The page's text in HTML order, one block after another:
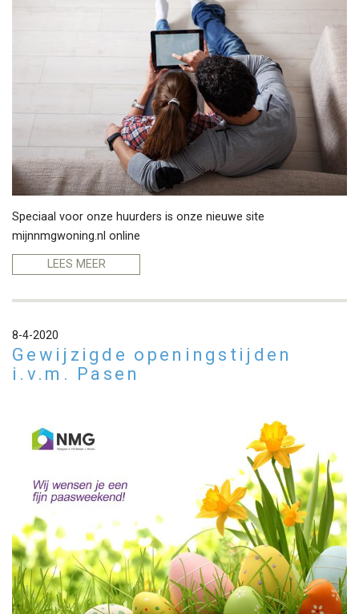
Speciaal voor onze huurders is onze nieuwe site
mijnnmgwoning.nl online
LEES MEER
8-4-2020
Gewijzigde openingstijden
i.v.m. Pasen